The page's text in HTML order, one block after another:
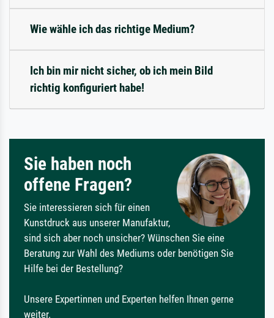
Wie wähle ich das richtige Medium?
Ich bin mir nicht sicher, ob ich mein Bild
richtig konfiguriert habe!
Sie haben noch
offene Fragen?
Sie interessieren sich für einen
Kunstdruck aus unserer Manufaktur,
sind sich aber noch unsicher? Wünschen Sie eine
Beratung zur Wahl des Mediums oder benötigen Sie
Hilfe bei der Bestellung?
Unsere Expertinnen und Experten helfen Ihnen gerne
weiter.